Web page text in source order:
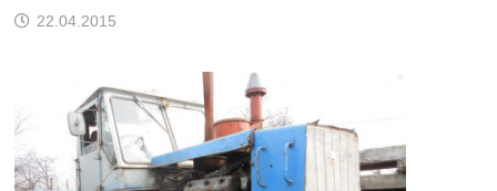
22.04.2015